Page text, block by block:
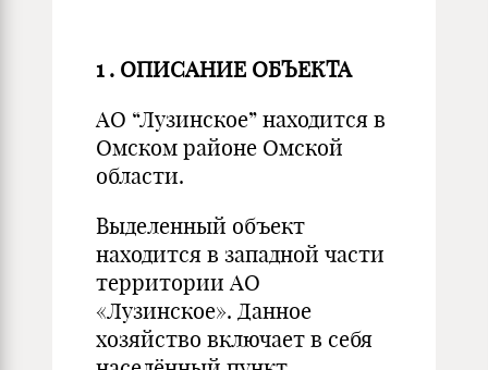
1 . ОПИСАНИЕ ОБЪЕКТА
АО “Лузинское” находится в
Омском районе Омской
области.
Выделенный объект
находится в западной части
территории АО
«Лузинское». Данное
хозяйство включает в себя